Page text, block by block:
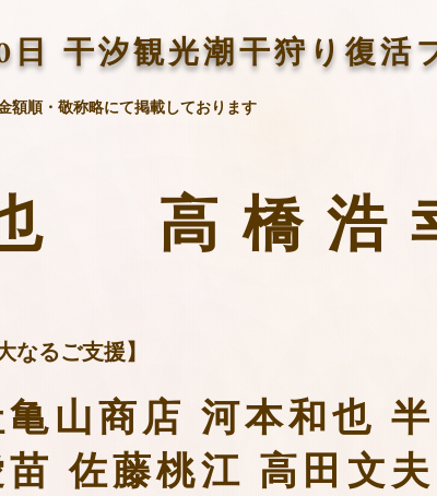
干汐観光潮干狩り復活
額順・敬称略にて掲載しております
高橋浩
なるご支援】
山商店 河本和也
佐藤桃江 高田文